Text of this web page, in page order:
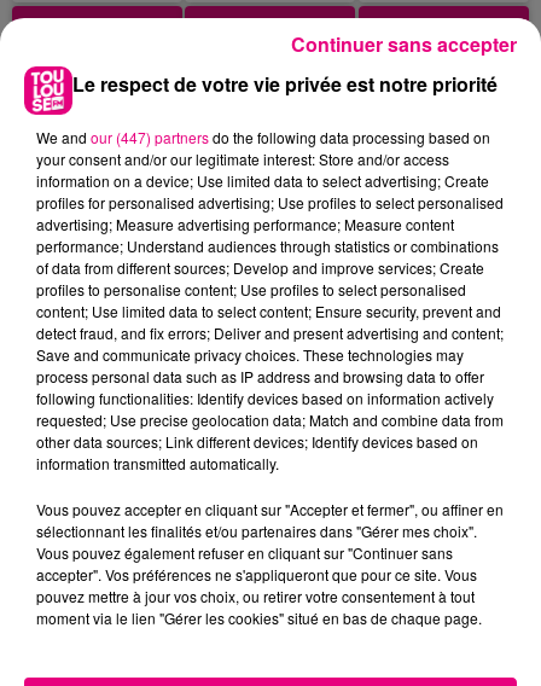
Cancer Lion Vierge
Balance Scorpion Sagittaire
Poissons
Le respect de votre vie privée est notre priorité
We and our (447) partnersdo the following data processing based on
your consent and/or our legitimate interest: Store and/or access
information on a device; Use limited data to select advertising; Create
profiles for personalised advertising; Use profiles to select personalised
advertising; Measure advertising performance; Measure content
performance; Understand audiences through statistics or combinations
of data from different sources; Develop and improve services; Create
profiles to personalise content; Use profiles to select personalised
content; Use limited data to select content; Ensure security, prevent and
detect fraud, and fix errors; Deliver and present advertising and content;
Save and communicate privacy choices. These technologies may
process personal data such as IP address and browsing data to offer
following functionalities: Identify devices based on information actively
requested; Use precise geolocation data; Match and combine data from
other data sources; Link different devices; Identify devices based on
information transmitted automatically.
Vous pouvez accepter en cliquant sur "Accepter et fermer", ou affiner en
sélectionnant les finalités et/ou partenaires dans "Gérer mes choix".
Vous pouvez également refuser en cliquant sur "Continuer sans
accepter". Vos préférences ne s'appliqueront que pour ce site. Vous
pouvez mettre à jour vos choix, ou retirer votre consentement à tout
moment via le lien "Gérer les cookies" situé en bas de chaque page.
Continuer sans accepter